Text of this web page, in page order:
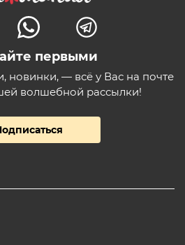
первыми
новинки, — всё у Вас на почте
волшебной рассылки!